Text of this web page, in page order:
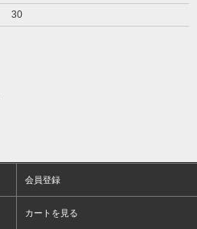
30
会員登録
カートを見る